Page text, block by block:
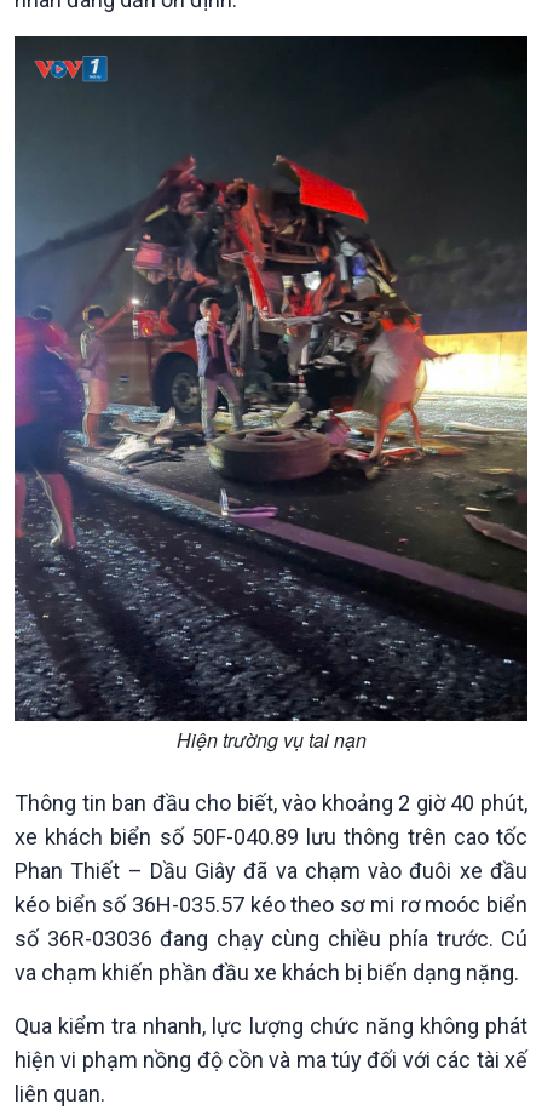
Chính trị
Đảng trong cuộc sống
Nhận diện sự thật
Pháp luật và đời sống
Hồ sơ sự kiện quốc tế
Thế giới & Việt Nam
Biên cương - Một dải vững
bền
Kinh tế
Tin Kinh tế
Trước giờ mở cửa
Dòng chảy Kinh tế
Sức sống hàng Việt
Khởi nghiệp
Tuyên chiến với gian lận
Nông nghiệp & Biển đảo
Tin Nông nghiệp & Biển
đảo
Mùa vàng
Biển đảo Việt Nam
Tâm tình biên giới và hải
đảo
Tìm hiểu biển, đảo Việt
Nam
Tin Đời sống & Xã hội
360 độ Sức khỏe
Chuyển đổi Xanh
Tin Khoa học & Công nghệ
Kết nối công nghệ
Hiện trường vụ tai nạn
Thông tin ban đầu cho biết, vào khoảng 2 giờ 40 phút,
xe khách biển số 50F-040.89 lưu thông trên cao tốc
Phan Thiết – Dầu Giây đã va chạm vào đuôi xe đầu
kéo biển số 36H-035.57 kéo theo sơ mi rơ moóc biển
số 36R-03036 đang chạy cùng chiều phía trước. Cú
va chạm khiến phần đầu xe khách bị biến dạng nặng.
Qua kiểm tra nhanh, lực lượng chức năng không phát
hiện vi phạm nồng độ cồn và ma túy đối với các tài xế
liên quan.